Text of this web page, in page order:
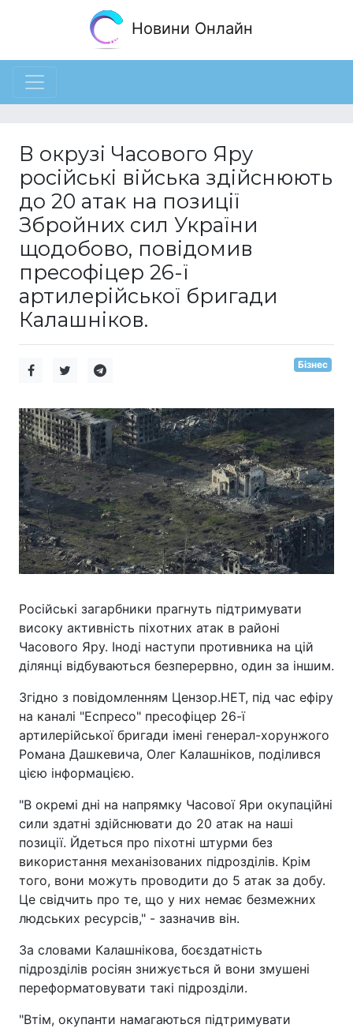
Новини Онлайн
В окрузі Часового Яру
російські війська здійснюють
до 20 атак на позиції
Збройних сил України
щодобово, повідомив
пресофіцер 26-ї
артилерійської бригади
Калашніков.
Бізнес
Російські загарбники прагнуть підтримувати
високу активність піхотних атак в районі
Часового Яру. Іноді наступи противника на цій
ділянці відбуваються безперервно, один за іншим.
Згідно з повідомленням Цензор.НЕТ, під час ефіру
на каналі "Еспресо" пресофіцер 26-ї
артилерійської бригади імені генерал-хорунжого
Романа Дашкевича, Олег Калашніков, поділився
цією інформацією.
"В окремі дні на напрямку Часової Яри окупаційні
сили здатні здійснювати до 20 атак на наші
позиції. Йдеться про піхотні штурми без
використання механізованих підрозділів. Крім
того, вони можуть проводити до 5 атак за добу.
Це свідчить про те, що у них немає безмежних
людських ресурсів," - зазначив він.
За словами Калашнікова, боєздатність
підрозділів росіян знижується й вони змушені
переформатовувати такі підрозділи.
"Втім, окупанти намагаються підтримувати